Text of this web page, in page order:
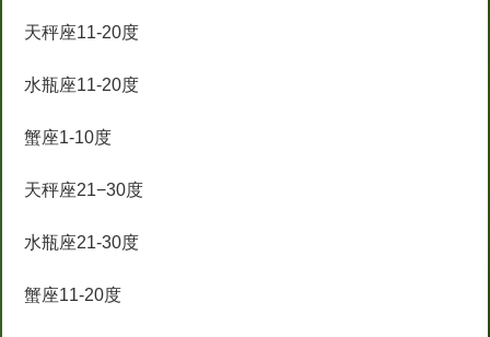
天秤座11-20度
水瓶座11-20度
蟹座1-10度
天秤座21−30度
水瓶座21-30度
蟹座11-20度